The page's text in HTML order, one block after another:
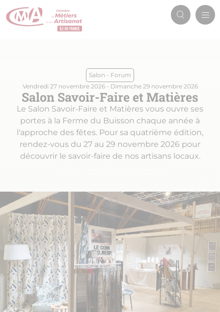
Aller
au
Salon - Forum
Vendredi 27 novembre 2026- Dimanche 29 novembre 2026
Salon Savoir-Faire et Matières
Le Salon Savoir-Faire et Matières vous ouvre ses
portes à la Ferme du Buisson chaque année à
l'approche des fêtes. Pour sa quatrième édition,
rendez-vous du 27 au 29 novembre 2026 pour
découvrir le savoir-faire de nos artisans locaux.